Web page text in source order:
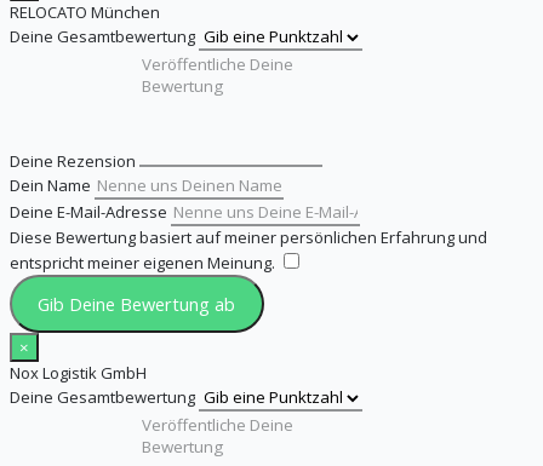
RELOCATO München
Deine Gesamtbewertung
Deine Rezension
Dein Name
Deine E-Mail-Adresse
Diese Bewertung basiert auf meiner persönlichen Erfahrung und
entspricht meiner eigenen Meinung.
Gib Deine Bewertung ab
×
Nox Logistik GmbH
Deine Gesamtbewertung